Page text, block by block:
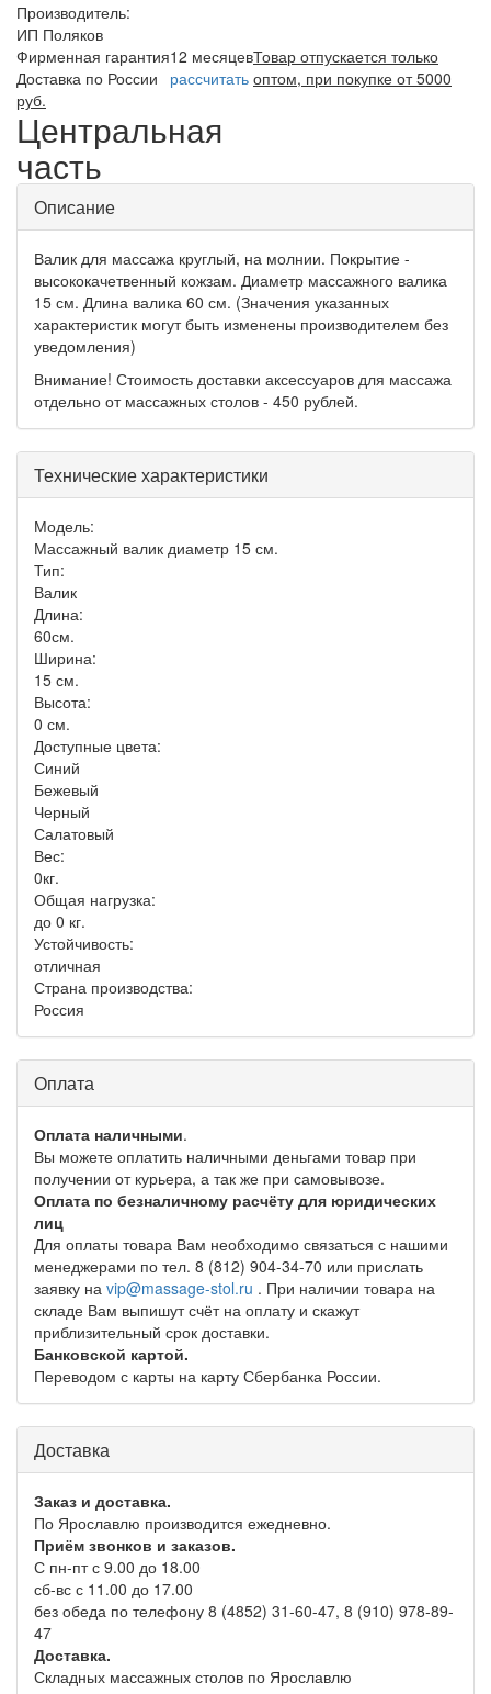
Производитель:
ИП Поляков
Фирменная гарантия12 месяцев
Доставка по России
рассчитать
Товар отпускается только
оптом, при покупке от 5000
руб.
Центральная
часть
Описание
Валик для массажа круглый, на молнии. Покрытие -
высококачетвенный кожзам. Диаметр массажного валика
15 см. Длина валика 60 см. (Значения указанных
характеристик могут быть изменены производителем без
уведомления)
Внимание! Стоимость доставки аксессуаров для массажа
отдельно от массажных столов - 450 рублей.
Технические характеристики
Модель:
Массажный валик диаметр 15 см.
Тип:
Валик
Длина:
60см.
Ширина:
15 см.
Высота:
0 см.
Доступные цвета:
Синий
Бежевый
Черный
Салатовый
Вес:
0кг.
Общая нагрузка:
до 0 кг.
Устойчивость:
отличная
Страна производства:
Россия
Оплата
Оплата наличными.
Вы можете оплатить наличными деньгами товар при
получении от курьера, а так же при самовывозе.
Оплата по безналичному расчёту для юридических
лиц
Для оплаты товара Вам необходимо связаться с нашими
менеджерами по тел. 8 (812) 904-34-70 или прислать
заявку на vip@massage-stol.ru . При наличии товара на
складе Вам выпишут счёт на оплату и скажут
приблизительный срок доставки.
Банковской картой.
Переводом с карты на карту Сбербанка России.
Доставка
Заказ и доставка.
По Ярославлю производится ежедневно.
Приём звонков и заказов.
С пн-пт с 9.00 до 18.00
сб-вс с 11.00 до 17.00
без обеда по телефону 8 (4852) 31-60-47, 8 (910) 978-89-
47
Доставка.
Складных массажных столов по Ярославлю